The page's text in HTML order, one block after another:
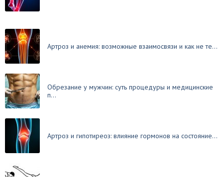
Артроз и анемия: возможные взаимосвязи и как не те...
Обрезание у мужчин: суть процедуры и медицинские
п...
Артроз и гипотиреоз: влияние гормонов на состояние...